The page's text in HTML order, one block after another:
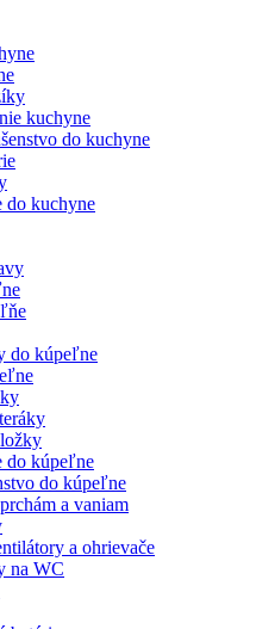
kuchyne
do kuchyne
do kuchyne
do kúpeľne
do kúpeľne
do kúpeľne
a vaniam
a ohrievače
na WC